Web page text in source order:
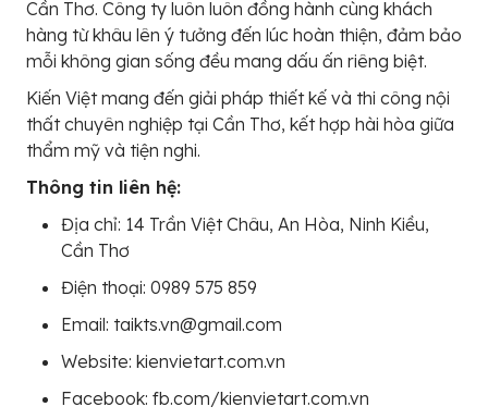
Cần Thơ. Công ty luôn luôn đồng hành cùng khách
hàng từ khâu lên ý tưởng đến lúc hoàn thiện, đảm bảo
mỗi không gian sống đều mang dấu ấn riêng biệt.
Kiến Việt mang đến giải pháp thiết kế và thi công nội
thất chuyên nghiệp tại Cần Thơ, kết hợp hài hòa giữa
thẩm mỹ và tiện nghi.
Thông tin liên hệ:
Địa chỉ: 14 Trần Việt Châu, An Hòa, Ninh Kiều,
Cần Thơ
Điện thoại: 0989 575 859
Email: taikts.vn@gmail.com
Website: kienvietart.com.vn
Facebook: fb.com/kienvietart.com.vn